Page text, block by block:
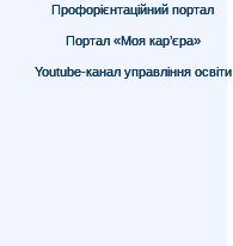
Профорієнтаційний портал
Портал «Моя кар’єра»
Youtube-канал управління освіти